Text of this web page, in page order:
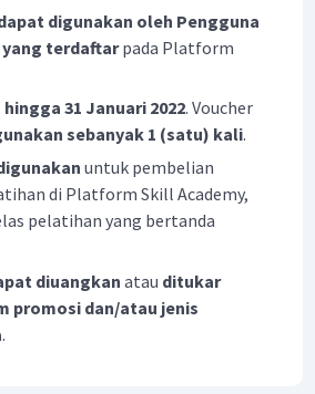
digunakan oleh Pengguna
yang terdaftarpada Platform
31 Januari 2022. Voucher
sebanyak 1 (satu) kali.
untuk pembelian
di Platform Skill Academy,
pelatihan yang bertanda
diuangkan atau ditukar
promosi dan/atau jenis
.